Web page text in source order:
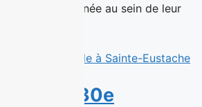
chevronnée au sein de leur
sa 30e